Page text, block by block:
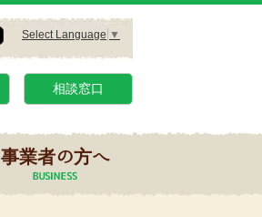
Select Language ▼
相談窓口
事業者の方へ